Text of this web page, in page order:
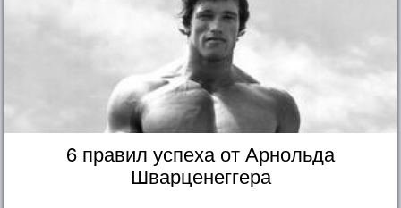
6 правил успеха от Арнольда
Шварценеггера